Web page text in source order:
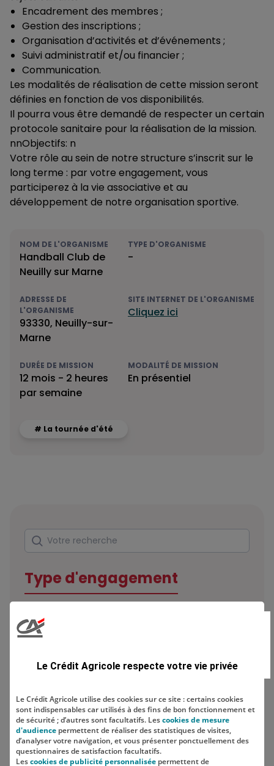
Encadrement des membres ;
Gestion des inscriptions ;
Organisation d’activités et d’événements ;
Suivi administratif et/ou financier ;
Communication.
Les modalités de réalisation de cette mission seront
définies en fonction de vos disponibilités.
Il pourra vous être demandé de respecter un certain
protocole sanitaire pour la réalisation de la mission.
nnObjectifs: n
Votre rôle au sein de notre structure s’inscrit sur le
long terme : par votre engagement, vous
participerez à la vie associative et au
développement de notre organisation sportive.
NOM DE L'ORGANISME
Handball Club de
Neuilly sur Marne
TYPE D'ORGANISME
-
ADRESSE DE
L'ORGANISME
93330, Neuilly-sur-
Marne
SITE INTERNET DE L'ORGANISME
Cliquez ici
DURÉE DE MISSION
12 mois - 2 heures
par semaine
MODALITÉ DE MISSION
En présentiel
# La tournée d'été
Rechercher
Votre recherche
Type d'engagement
Localisation
Le Crédit Agricole respecte votre vie privée
Le Crédit Agricole utilise des cookies sur ce site : certains cookies
sont indispensables car utilisés à des fins de bon fonctionnement et
de sécurité ; d’autres sont facultatifs. Lescookies de mesure
d'audience permettent de réaliser des statistiques de visites,
d’analyser votre navigation, et vous présenter ponctuellement des
questionnaires de satisfaction facultatifs.
Lescookies de publicité personnalisée permettent de